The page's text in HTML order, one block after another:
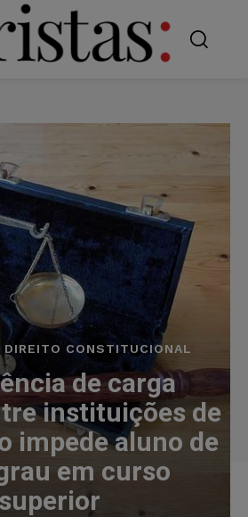
DIREITO CONSTITUCIONAL
de carga
instituições de
impede aluno de
em curso
superior